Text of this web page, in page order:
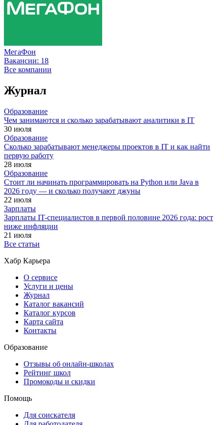
МегаФон
Вакансии: 18
Все компании
Журнал
Образование
Чем занимаются и сколько зарабатывают аналитики в IT
30 июля
Образование
Сколько зарабатывают менеджеры проектов в IT и как найти
первую работу
28 июля
Образование
Стоит ли начинать программировать на Python или Java в
2026 году — и сколько получают джуны
22 июля
Зарплаты
Зарплаты IT-специалистов в первой половине 2026 года: рост
ниже инфляции
21 июля
Все статьи
Хабр Карьера
О сервисе
Услуги и цены
Журнал
Каталог вакансий
Каталог курсов
Карта сайта
Контакты
Образование
Отзывы об онлайн-школах
Рейтинг школ
Промокоды и скидки
Помощь
Для соискателя